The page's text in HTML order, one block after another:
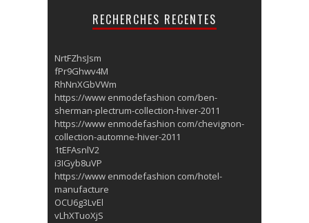
RECHERCHES RECENTES
NrtFZhsJsm
fPr9Ghwv4M
RhNnXGbVWm
https://www enmodefashion com/ben-
sherman-plectrum-collection-hiver-2011
https://www enmodefashion com/chevignon-
collection-automne-hiver-2011
1tEFAsnlV2
i3IGyb8uVP
https://www enmodefashion com/hotel-
manufacture
OCU6g3LvEl
vLhXTuoXjS